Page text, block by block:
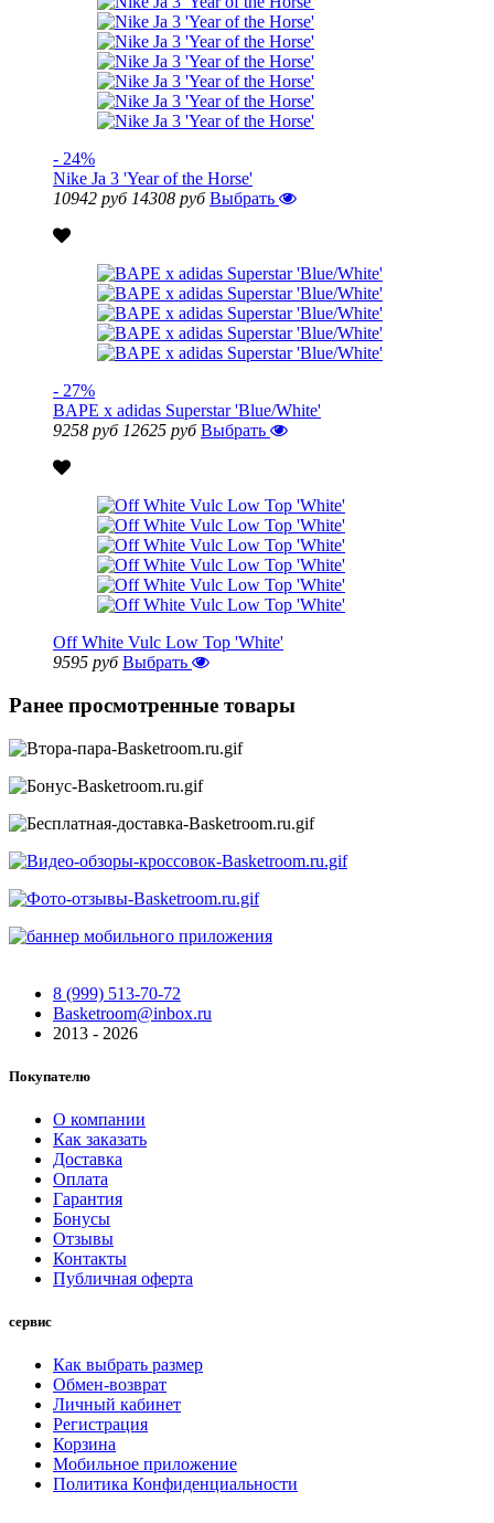
- 24%
Nike Ja 3 'Year of the Horse'
10942 руб 14308 руб Выбрать
- 27%
BAPE x adidas Superstar 'Blue/White'
9258 руб 12625 руб Выбрать
Off White Vulc Low Top 'White'
9595 руб Выбрать
Ранее просмотренные товары
8 (999) 513-70-72
Basketroom@inbox.ru
2013 - 2026
Покупателю
О компании
Как заказать
Доставка
Оплата
Гарантия
Бонусы
Отзывы
Контакты
Публичная оферта
сервис
Как выбрать размер
Обмен-возврат
Личный кабинет
Регистрация
Корзина
Мобильное приложение
Политика Конфиденциальности